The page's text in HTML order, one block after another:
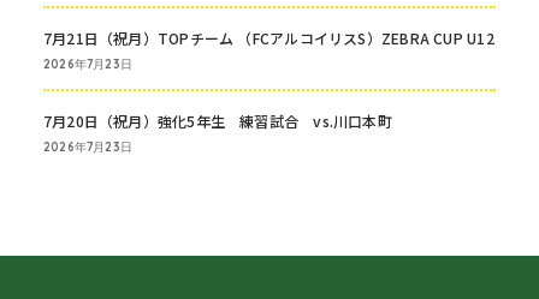
7月21日（祝月）TOPチーム （FCアルコイリスS）ZEBRA CUP U12
2026年7月23日
7月20日（祝月）強化5年生 練習試合 vs.川口本町
2026年7月23日